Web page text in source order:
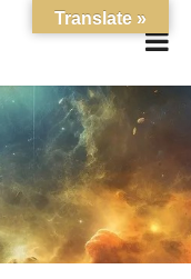
Translate »